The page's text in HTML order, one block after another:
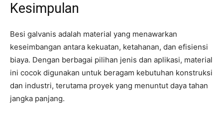
Kesimpulan
Besi galvanis adalah material yang menawarkan
keseimbangan antara kekuatan, ketahanan, dan efisiensi
biaya. Dengan berbagai pilihan jenis dan aplikasi, material
ini cocok digunakan untuk beragam kebutuhan konstruksi
dan industri, terutama proyek yang menuntut daya tahan
jangka panjang.